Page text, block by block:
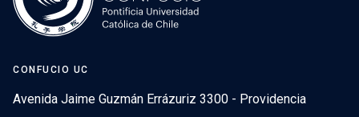
CONFUCIO UC
Avenida Jaime Guzmán Errázuriz 3300 - Providencia